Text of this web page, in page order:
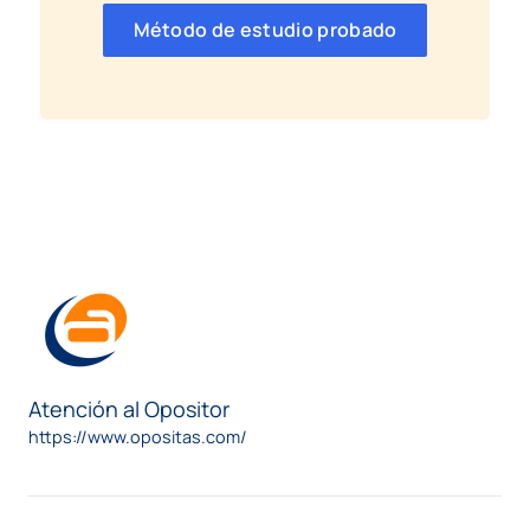
Método de estudio probado
Atención al Opositor
https://www.opositas.com/